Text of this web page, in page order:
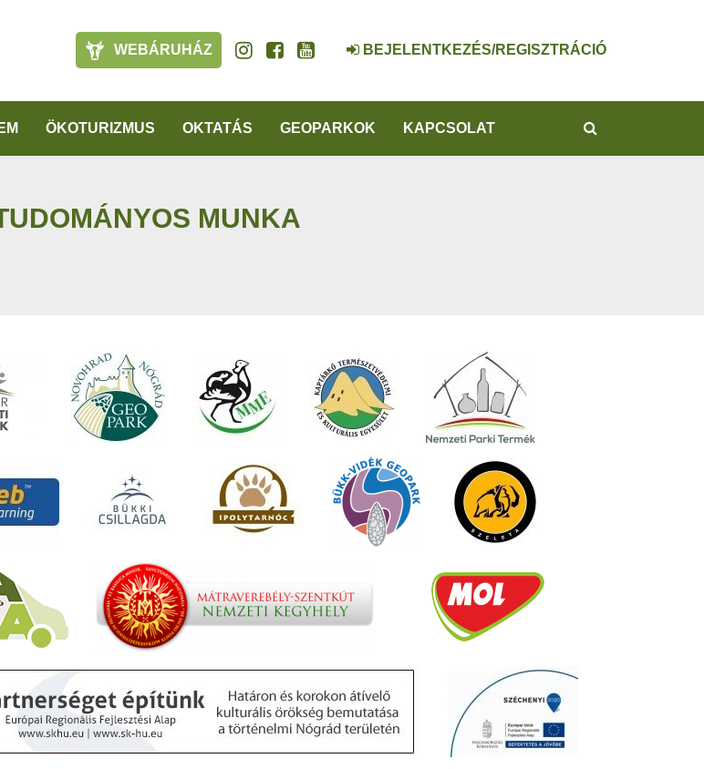
WEBÁRUHÁZ BEJELENTKEZÉS/REGISZTRÁCIÓ
ÖKOTURIZMUS OKTATÁS GEOPARKOK KAPCSOLAT
MUNKA